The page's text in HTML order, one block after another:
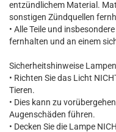
entzündlichem Material.
sonstigen Zündquellen
• Alle Teile und
fernhalten und an einem
Sicherheitshinweise
• Richten Sie das Licht
Tieren.
• Dies kann zu
Augenschäden führen.
• Decken Sie die Lampe